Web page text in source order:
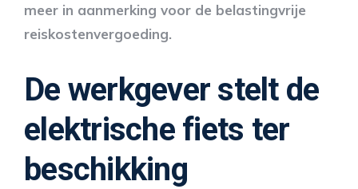
meer in aanmerking voor de belastingvrije
reiskostenvergoeding.
De werkgever stelt de
elektrische fiets ter
beschikking